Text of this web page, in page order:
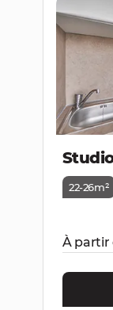
22-26m²
À